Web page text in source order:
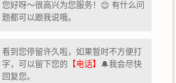
亳州EPE珍珠棉板材
您好呀～很高兴为您服务！😊 有什么问
题都可以跟我说哦。
看到您停留许久啦，如果暂时不方便打
字，可以留下您的 【电话】 🔔我会尽快
回复您。